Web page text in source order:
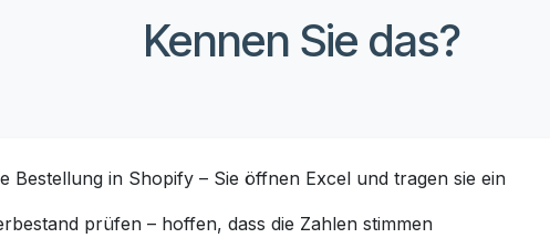
Kennen Sie das?
Bestellung in Shopify – Sie öffnen Excel und tragen sie ein
prüfen – hoffen, dass die Zahlen stimmen